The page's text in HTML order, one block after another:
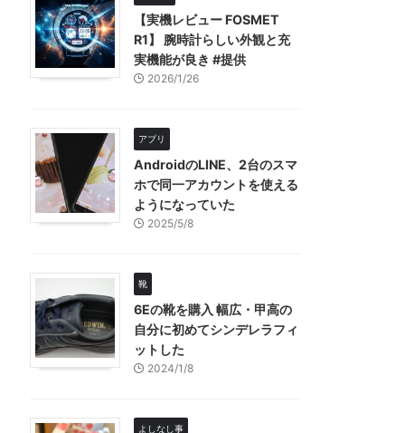
【実機レビュー FOSMET
R1】 腕時計らしい外観と充
実機能が良き #提供
2026/1/26
アプリ
AndroidのLINE、2台のスマ
ホで同一アカウントを使える
ようになっていた
2025/5/8
靴
6Eの靴を購入 幅広・甲高の
自分に初めてシンデレラフィ
ットした
2024/1/8
よしなし事